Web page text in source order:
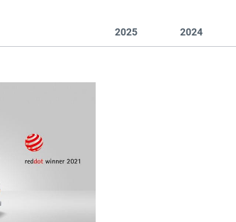
2025 2024